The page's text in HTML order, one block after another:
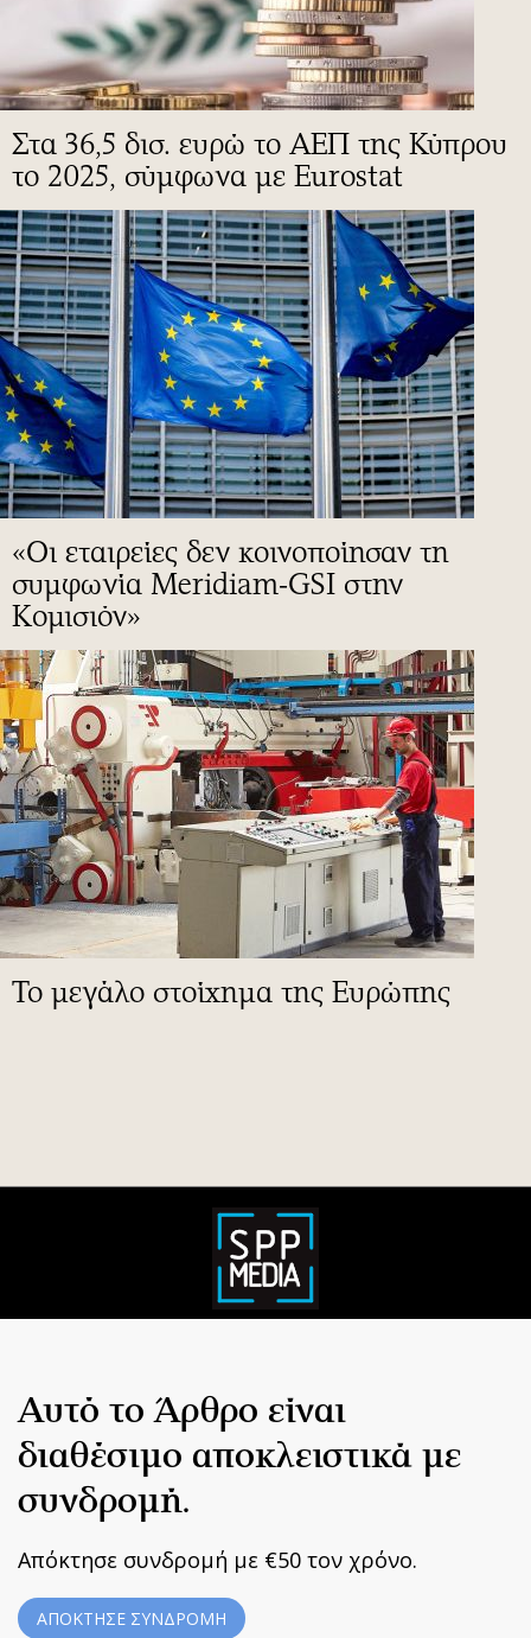
Αυτό το Άρθρο είναι
διαθέσιμο αποκλειστικά με
συνδρομή.
Απόκτησε συνδρομή με €50 τον χρόνο.
ΑΠΟΚΤΗΣΕ ΣΥΝΔΡΟΜΗ
Στα 36,5 δισ. ευρώ το ΑΕΠ της Κύπρου
το 2025, σύμφωνα με Eurostat
«Οι εταιρείες δεν κοινοποίησαν τη
συμφωνία Meridiam-GSI στην
Κομισιόν»
To μεγάλο στοίχημα της Ευρώπης
Home|Terms & Conditions |